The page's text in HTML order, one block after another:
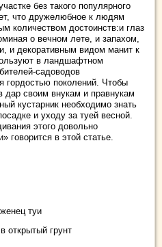
без такого популярного
что дружелюбное к людям
количеством достоинств:и глаз
о вечном лете, и запахом,
и декоративным видом манит к
в ландшафтном
садоводов
гордостью поколений. Чтобы
дар своим внукам и правнукам
кустарник необходимо знать
и уходу за туей весной.
этого довольно
говорится в этой статье.
туи
открытый грунт